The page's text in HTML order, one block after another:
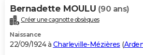
Bernadette MOULU (90 ans)
Créer une cagnotte obsèques
Naissance
22/09/1924 à Charleville-Mézières (